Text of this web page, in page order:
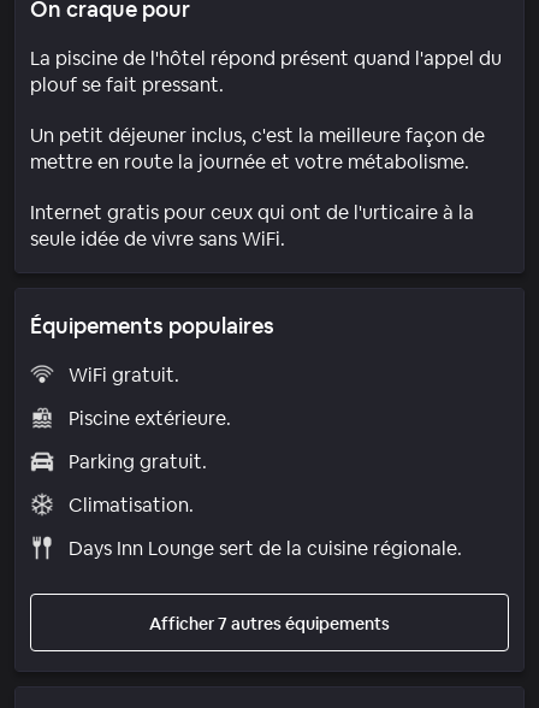
On craque pour
La piscine de l'hôtel répond présent quand l'appel du
plouf se fait pressant.
Un petit déjeuner inclus, c'est la meilleure façon de
mettre en route la journée et votre métabolisme.
Internet gratis pour ceux qui ont de l'urticaire à la
seule idée de vivre sans WiFi.
Équipements populaires
WiFi gratuit.
Piscine extérieure.
Parking gratuit.
Climatisation.
Days Inn Lounge sert de la cuisine régionale.
Afficher 7 autres équipements